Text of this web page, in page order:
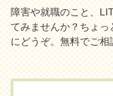
障害や就職のこと、
てみませんか？ちょっ
にどうぞ。無料でご相